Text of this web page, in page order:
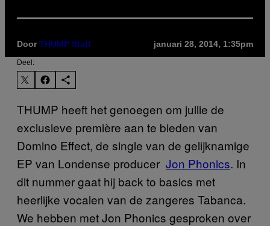
DoorTHUMP Staff januari 28, 2014, 1:35pm
Deel:
THUMP heeft het genoegen om jullie de
exclusieve première aan te bieden van
Domino Effect, de single van de gelijknamige
EP van Londense producer Jon Phonics. In
dit nummer gaat hij back to basics met
heerlijke vocalen van de zangeres Tabanca.
We hebben met Jon Phonics gesproken over